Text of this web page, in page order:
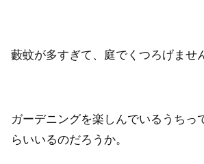
藪蚊が多すぎて、庭でくつろげませ
ガーデニングを楽しんでいるうちっ
らいいるのだろうか。